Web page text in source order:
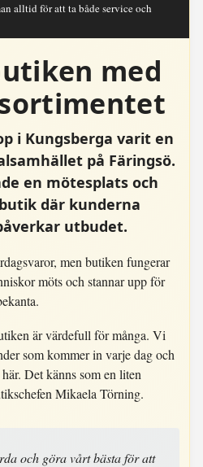
alltid för att ta både service och
med
i Kungsberga varit en
på Färingsö.
en mötesplats och
där kunderna
utbudet.
men butiken fungerar
möts och stannar upp för
är värdefull för många. Vi
som kommer in varje dag och
Det känns som en liten
Mikaela Törning.
och göra vårt bästa för att